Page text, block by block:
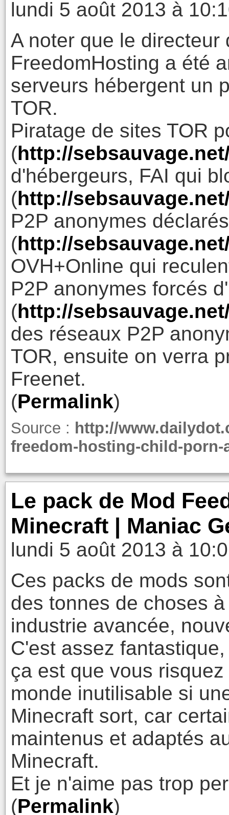
lundi 5 août 2013 à
A noter que le directeur
FreedomHosting a été
serveurs hébergent un
TOR.
Piratage de sites TOR
(http://
d'hébergeurs, FAI qui
(http://
P2P anonymes
(http://
OVH+Online qui
P2P anonymes forcés
(http://
des réseaux P2P
TOR, ensuite on verra
Freenet.
(Permalink)
Source : http://
freedom-hosting-child-porn-
Le pack de Mod
Minecraft | Maniac
lundi 5 août 2013 à
Ces packs de mods
des tonnes de choses
industrie avancée,
C'est assez
ça est que vous
monde inutilisable si
Minecraft sort, car
maintenus et adaptés
Minecraft.
Et je n'aime pas trop
(Permalink)